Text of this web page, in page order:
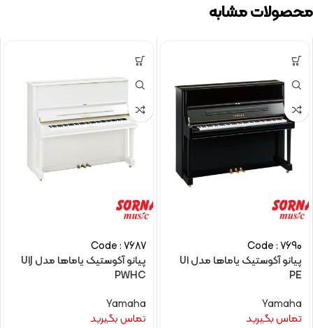
محصولات مشابه
Code : 7690
پیانو آکوستیک یاماها مدل U1
PE
Yamaha
تماس بگیرید
Code : 7687
پیانو آکوستیک یاماها مدل U1J
PWHC
Yamaha
تماس بگیرید